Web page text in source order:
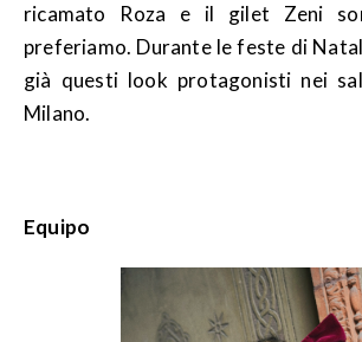
ricamato Roza e il gilet Zeni
preferiamo. Durante le feste di
già questi look protagonisti nei
Milano.
Equipo